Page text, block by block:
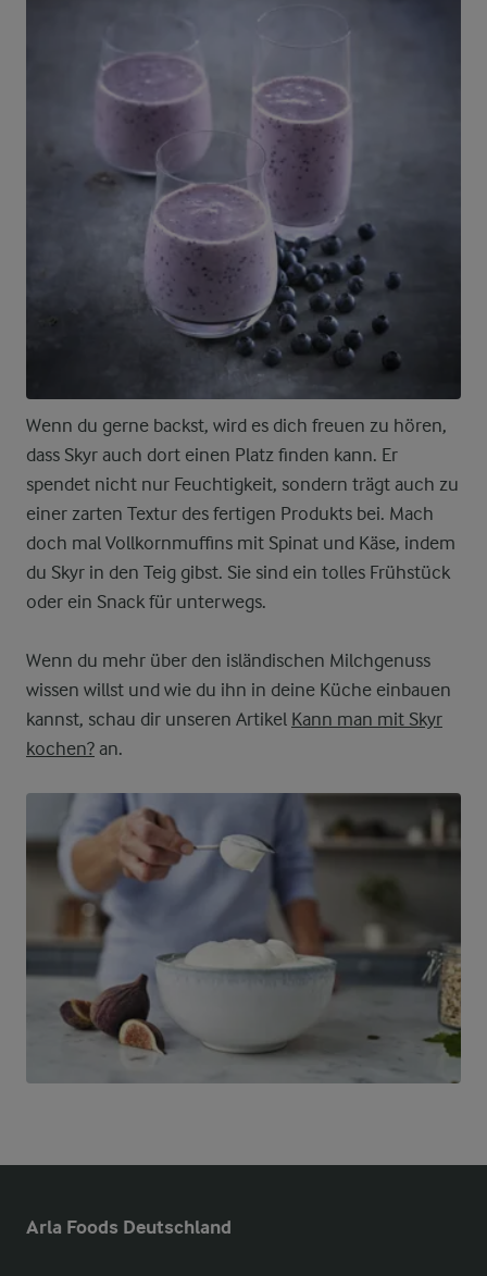
Wenn du gerne backst, wird es dich freuen zu hören,
dass Skyr auch dort einen Platz finden kann. Er
spendet nicht nur Feuchtigkeit, sondern trägt auch zu
einer zarten Textur des fertigen Produkts bei. Mach
doch mal Vollkornmuffins mit Spinat und Käse, indem
du Skyr in den Teig gibst. Sie sind ein tolles Frühstück
oder ein Snack für unterwegs.
Wenn du mehr über den isländischen Milchgenuss
wissen willst und wie du ihn in deine Küche einbauen
kannst, schau dir unseren Artikel Kann man mit Skyr
kochen? an.
Arla Foods Deutschland